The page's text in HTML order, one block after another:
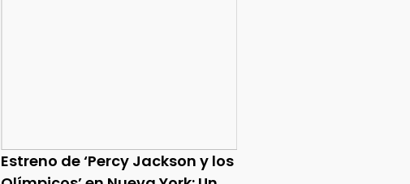
Estreno de ‘Percy Jackson y los